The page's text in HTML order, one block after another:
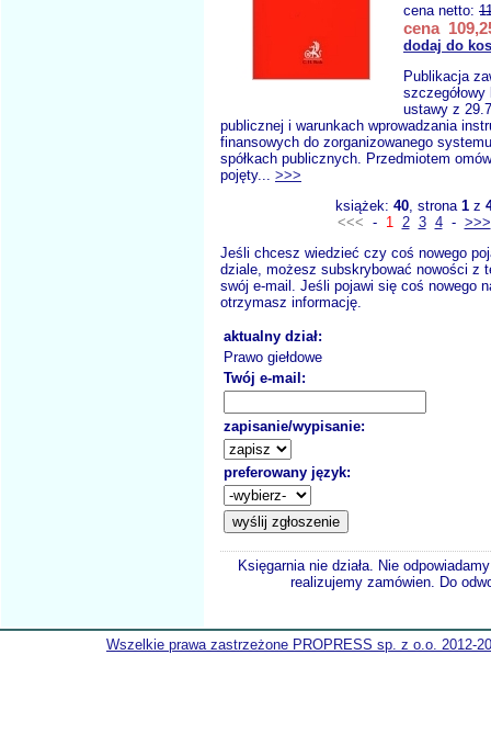
cena netto:
cena
dodaj do
Publikacja
ustawy z
publicznej i warunkach wprowadzania
finansowych do zorganizowanego
spółkach publicznych. Przedmiotem
pojęty... >>>
książek: 40, strona 1z
<<< - 1 2 3 4- >>>
Jeśli chcesz wiedzieć czy coś nowego
dziale, możesz subskrybować nowości z
swój e-mail. Jeśli pojawi się coś nowego
otrzymasz informację.
aktualny dział:
Prawo giełdowe
Twój e-mail:
zapisanie/wypisanie:
preferowany język:
Księgarnia nie działa. Nie
realizujemy zamówien. Do
Wszelkie prawa zastrzeżone PROPRESS sp. z o.o. 2012-